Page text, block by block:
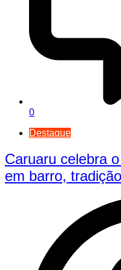
0
Destaque
Caruaru celebra
em barro,